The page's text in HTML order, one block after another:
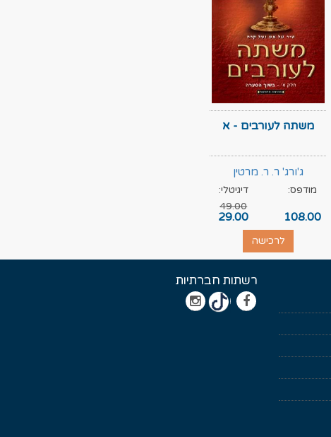
משתה לעורבים - א
ג'ורג' ר. ר. מרטין
מודפס:
108.00
דיגיטלי:
49.00
29.00
לרכישה
רשתות חברתיות